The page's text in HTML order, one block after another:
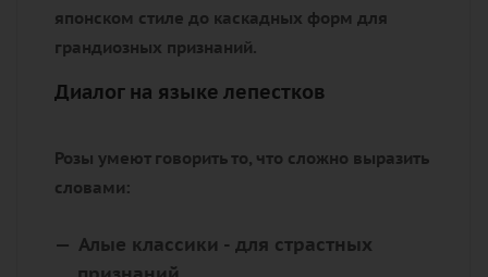
японском стиле до каскадных форм для
грандиозных признаний.
Диалог на языке лепестков
Розы умеют говорить то, что сложно выразить
словами:
Алые классики - для страстных